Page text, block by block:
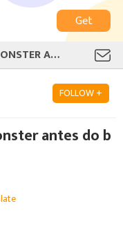
Get
AO MENOS ARRUMARAM O MONSTER ANTES DO BUG DO JOGO EM SI...
FOLLOW +
antes do b